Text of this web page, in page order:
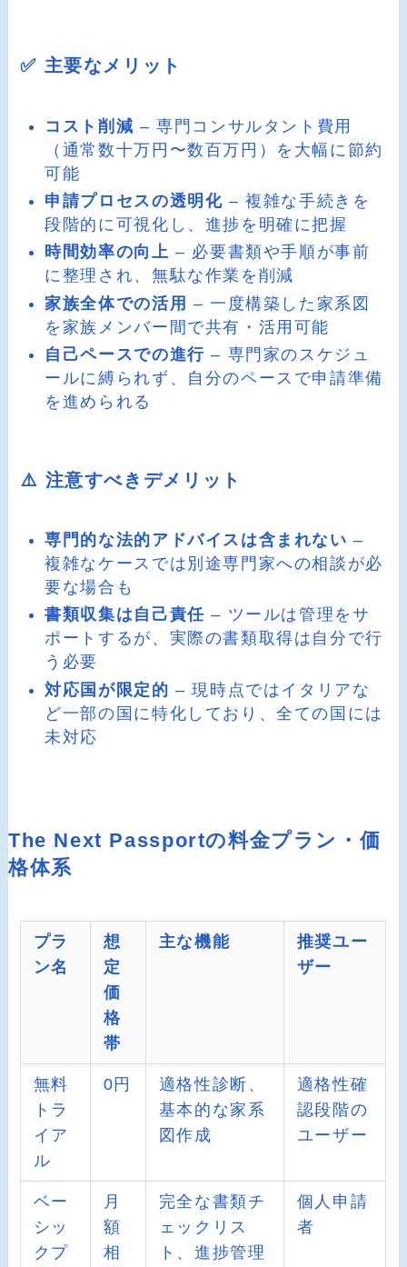
✅ 主要なメリット
コスト削減 – 専門コンサルタント費用
（通常数十万円〜数百万円）を大幅に節約
可能
申請プロセスの透明化 – 複雑な手続きを
段階的に可視化し、進捗を明確に把握
時間効率の向上 – 必要書類や手順が事前
に整理され、無駄な作業を削減
家族全体での活用 – 一度構築した家系図
を家族メンバー間で共有・活用可能
自己ペースでの進行 – 専門家のスケジュ
ールに縛られず、自分のペースで申請準備
を進められる
⚠️ 注意すべきデメリット
専門的な法的アドバイスは含まれない –
複雑なケースでは別途専門家への相談が必
要な場合も
書類収集は自己責任 – ツールは管理をサ
ポートするが、実際の書類取得は自分で行
う必要
対応国が限定的 – 現時点ではイタリアな
ど一部の国に特化しており、全ての国には
未対応
The Next Passportの料金プラン・価
格体系
プラ
ン名
想
定
価
格
帯
主な機能
推奨ユー
ザー
無料
トラ
イア
ル
0円
適格性診断、
基本的な家系
図作成
適格性確
認段階の
ユーザー
ベー
シッ
クプ
月
額
相
完全な書類チ
ェックリス
ト、進捗管理
個人申請
者